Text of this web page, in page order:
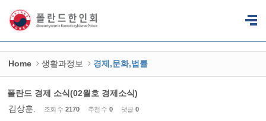
Home 생활과정보 경제,문화,법률
폴란드 경제 소식(02월호 경제소식)
김상훈.
조회 수 2170 추천 수 0 댓글 0